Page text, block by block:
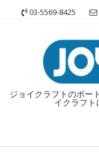
03-5569-8425
ジョイクラフトのボー
イクラフト